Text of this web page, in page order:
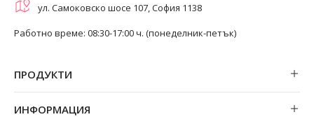
ул. Самоковско шосе 107, София 1138
Работно време: 08:30-17:00 ч. (понеделник-петък)
ПРОДУКТИ
ИНФОРМАЦИЯ